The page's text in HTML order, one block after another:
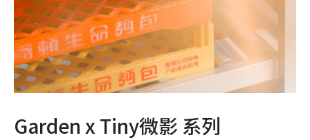
Garden x Tiny微影 系列